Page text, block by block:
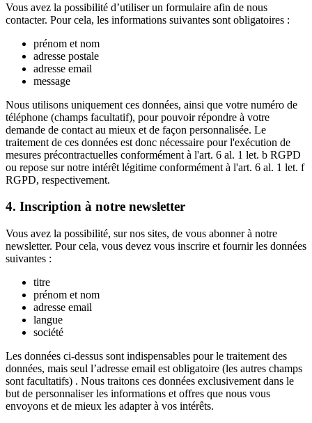
Vous avez la possibilité d’utiliser un formulaire afin de nous
contacter. Pour cela, les informations suivantes sont obligatoires :
prénom et nom
adresse postale
adresse email
message
Nous utilisons uniquement ces données, ainsi que votre numéro de
téléphone (champs facultatif), pour pouvoir répondre à votre
demande de contact au mieux et de façon personnalisée. Le
traitement de ces données est donc nécessaire pour l'exécution de
mesures précontractuelles conformément à l'art. 6 al. 1 let. b RGPD
ou repose sur notre intérêt légitime conformément à l'art. 6 al. 1 let. f
RGPD, respectivement.
4. Inscription à notre newsletter
Vous avez la possibilité, sur nos sites, de vous abonner à notre
newsletter. Pour cela, vous devez vous inscrire et fournir les données
suivantes :
titre
prénom et nom
adresse email
langue
société
Les données ci-dessus sont indispensables pour le traitement des
données, mais seul l’adresse email est obligatoire (les autres champs
sont facultatifs) . Nous traitons ces données exclusivement dans le
but de personnaliser les informations et offres que nous vous
envoyons et de mieux les adapter à vos intérêts.